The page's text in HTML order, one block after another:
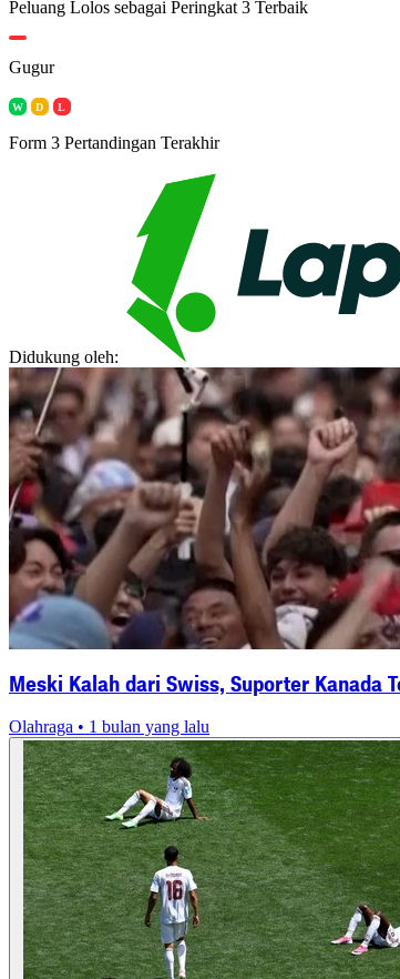
Peluang Lolos sebagai Peringkat 3 Terbaik
Gugur
W D L
Form 3 Pertandingan Terakhir
Didukung oleh:
Meski Kalah dari Swiss, Suporter Kanada
Olahraga • 1 bulan yang lalu